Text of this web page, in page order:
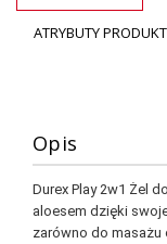
ATRYBUTY
Opis
Durex Play 2w1 Żel
aloesem dzięki
zarówno do masażu